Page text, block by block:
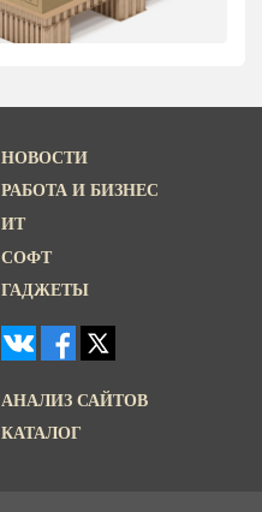
НОВОСТИ
РАБОТА И БИЗНЕС
ИТ
СОФТ
ГАДЖЕТЫ
АНАЛИЗ САЙТОВ
КАТАЛОГ